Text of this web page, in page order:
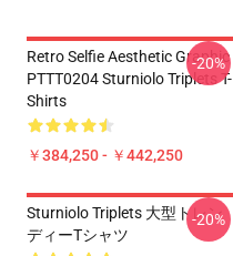
Retro Selfie Aesthetic Graphic
PTTT0204 Sturniolo Triplets T-
Shirts
￥384,250 - ￥442,250
-20%
Sturniolo Triplets 大型トレン
ディーTシャツ
-20%